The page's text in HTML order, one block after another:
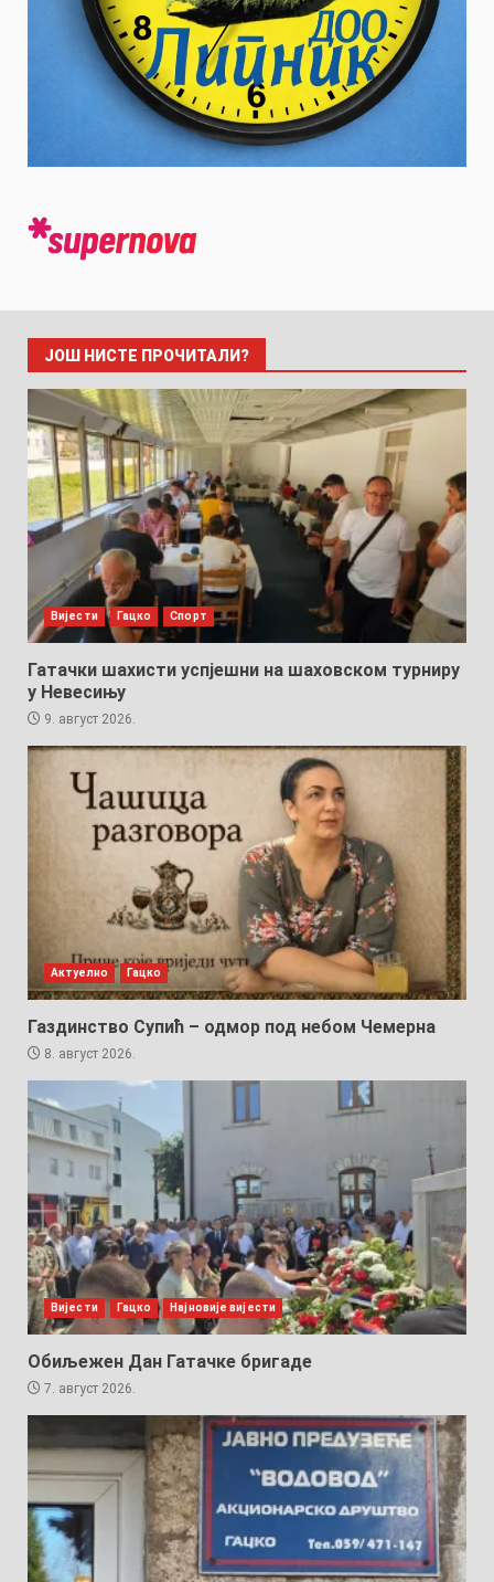
ЈОШ НИСТЕ ПРОЧИТАЛИ?
Вијести Гацко Спорт
Гатачки шахисти успјешни на шаховском турниру
у Невесињу
9. август 2026.
Актуелно Гацко
Газдинство Супић – одмор под небом Чемерна
8. август 2026.
Вијести Гацко Најновије вијести
Обиљежен Дан Гатачке бригаде
7. август 2026.